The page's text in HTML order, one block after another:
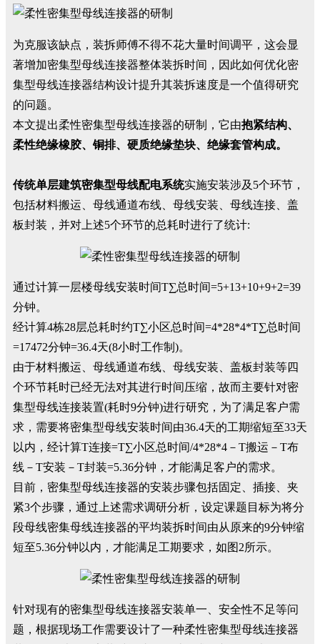
为克服该缺点，装拆师傅不得不花大量时间调平，这会显
著增加密集型母线连接器整体装拆时间，因此如何优化密
集型母线连接器结构设计提升其装拆速度是一个值得研究
的问题。
本文提出柔性密集型母线连接器的研制，它由抱紧结构、
柔性绝缘橡胶、铜排、硬质绝缘垫块、绝缘套管构成。
传统单层建筑密集型母线配电系统实施安装涉及5个环节，
包括材料搬运、母线通道布线、母线安装、母线连接、盖
板封装，并对上述5个环节的总耗时进行了统计:
通过计算一层楼母线安装时间T∑总时间=5+13+10+9+2=39
分钟。
经计算4栋28层总耗时约T∑小区总时间=4*28*4*T∑总时间
=17472分钟=36.4天(8小时工作制)。
由于材料搬运、母线通道布线、母线安装、盖板封装等四
个环节耗时已经无法对其进行时间压缩，故而主要针对密
集型母线连接装置(耗时9分钟)进行研究，为了满足客户需
求，需要将密集型母线安装时间由36.4天的工期缩短至33天
以内，经计算T连接=T∑小区总时间/4*28*4－T搬运－T布
线－T安装－T封装=5.36分钟，才能满足客户的需求。
目前，密集型母线连接器的安装步骤包括固定、插接、夹
紧3个步骤，通过上述需求调研分析，设定课题目标为将分
段母线密集母线连接器的平均装拆时间由从原来的9分钟缩
短至5.36分钟以内，才能满足工期要求，如图2所示。
针对现有的密集型母线连接器安装单一、安全性不足等问
题，根据现场工作需要设计了一种柔性密集型母线连接器